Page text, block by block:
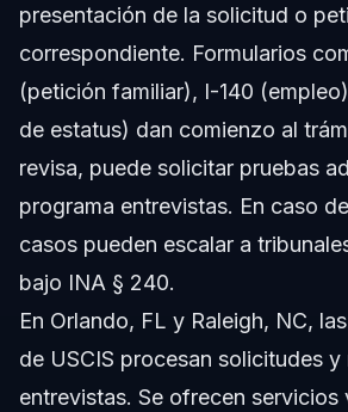
presentación de la solicitud o
correspondiente. Formularios
(petición familiar), I-140
de estatus) dan comienzo al
revisa, puede solicitar pruebas
programa entrevistas. En caso
casos pueden escalar a
bajo INA § 240.
En Orlando, FL y Raleigh, NC,
de USCIS procesan solicitudes y
entrevistas. Se ofrecen servicios